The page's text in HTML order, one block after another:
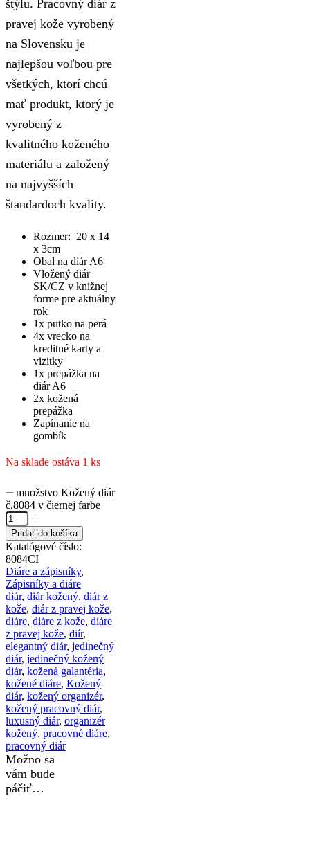
štýlu. Pracovný diár z
pravej kože vyrobený
na Slovensku je
najlepšou voľbou pre
všetkých, ktorí chcú
mať produkt, ktorý je
vyrobený z
kvalitného koženého
materiálu a založený
na najvyšších
štandardoch kvality.
Rozmer: 20 x 14
x 3cm
Obal na diár A6
Vložený diár
SK/CZ v knižnej
forme pre aktuálny
rok
1x putko na perá
4x vrecko na
kreditné karty a
vizitky
1x prepážka na
diár A6
2x kožená
prepážka
Zapínanie na
gombík
Na sklade ostáva 1 ks
množstvo Kožený diár
č.8084 v čiernej farbe
Pridať do košíka
Katalógové číslo:
8084CI
Diáre a zápisníky,
Zápisníky a diáre
diár, diár kožený, diár z
kože, diár z pravej kože,
diáre, diáre z kože, diáre
z pravej kože, diír,
elegantný diár, jedinečný
diár, jedinečný kožený
diár, kožená galantéria,
kožené diáre, Kožený
diár, kožený organizér,
kožený pracovný diár,
luxusný diár, organizér
kožený, pracovné diáre,
pracovný diár
Možno sa
vám bude
páčiť…